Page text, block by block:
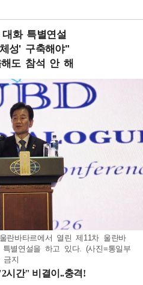
화 특별연설
성' 구축해야"
도 참석 안 해
란바타르에서 열린 제11차 울란바
별연설을 하고 있다. (사진=통일부
금지